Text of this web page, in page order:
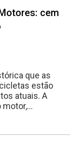
cem
que as
estão
atuais. A